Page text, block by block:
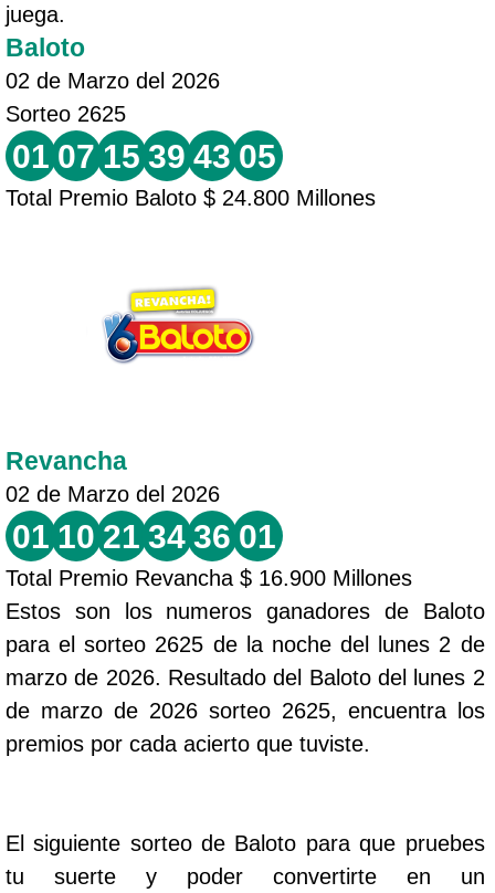
juega.
Baloto
02 de Marzo del 2026
Sorteo 2625
01 07 15 39 43 05
Total Premio Baloto $ 24.800 Millones
Revancha
02 de Marzo del 2026
01 10 21 34 36 01
Total Premio Revancha $ 16.900 Millones
Estos son los numeros ganadores de Baloto
para el sorteo 2625 de la noche del lunes 2 de
marzo de 2026. Resultado del Baloto del lunes 2
de marzo de 2026 sorteo 2625, encuentra los
premios por cada acierto que tuviste.
El siguiente sorteo de Baloto para que pruebes
tu suerte y poder convertirte en un